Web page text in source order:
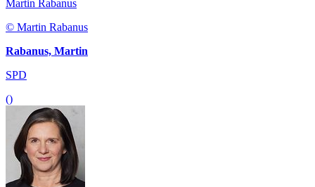
Martin Rabanus
© Martin Rabanus
Rabanus, Martin
SPD
()